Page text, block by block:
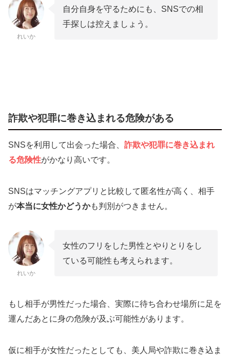
れいか
自分自身を守るためにも、SNSでの相
手探しは控えましょう。
詐欺や犯罪に巻き込まれる危険がある
SNSを利用して出会った場合、 詐欺や犯罪に巻き込まれ
る危険性がかなり高いです。
SNSはマッチングアプリと比較して匿名性が高く、相手
が本当に女性かどうかも判別がつきません。
れいか
女性のフリをした男性とやりとりをし
ている可能性も考えられます。
もし相手が男性だった場合、実際に待ち合わせ場所に足を
運んだあとに身の危険が及ぶ可能性があります。
仮に相手が女性だったとしても、美人局や詐欺に巻き込ま